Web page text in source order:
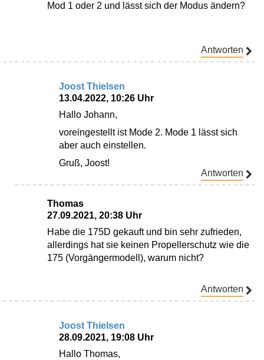
Mod 1 oder 2 und lässt sich der Modus ändern?
Antworten
Joost Thielsen
13.04.2022, 10:26 Uhr
Hallo Johann,
voreingestellt ist Mode 2. Mode 1 lässt sich
aber auch einstellen.
Gruß, Joost!
Antworten
Thomas
27.09.2021, 20:38 Uhr
Habe die 175D gekauft und bin sehr zufrieden,
allerdings hat sie keinen Propellerschutz wie die
175 (Vorgängermodell), warum nicht?
Antworten
Joost Thielsen
28.09.2021, 19:08 Uhr
Hallo Thomas,